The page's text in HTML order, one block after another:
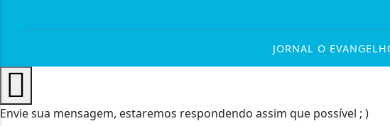
JORNAL O
Envie sua mensagem, estaremos respondendo assim que possível ; )